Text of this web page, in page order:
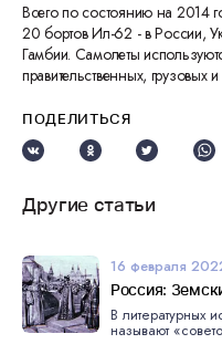
Всего по состоянию на 2014
20 бортов Ил-62 - в России,
Гамбии. Самолеты
правительственных, грузовых
ПОДЕЛИТЬСЯ
Другие статьи
16 февраля
Россия:
В литературных
называют